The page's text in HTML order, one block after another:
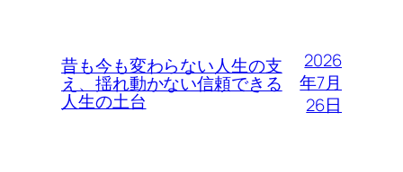
昔も今も変わらない人生の支
え、揺れ動かない信頼できる
人生の土台
2026
年7月
26日